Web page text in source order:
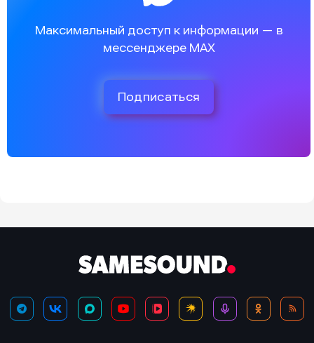
Максимальный доступ к информации — в
мессенджере MAX
Подписаться